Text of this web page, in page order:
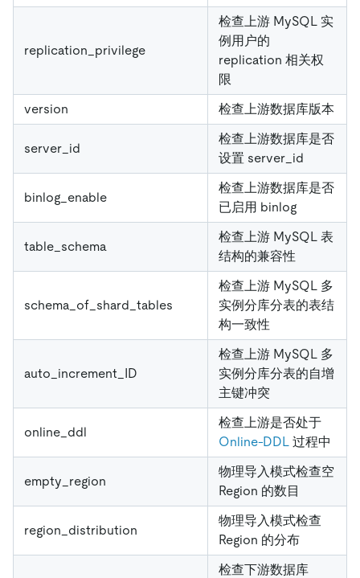
replication_privilege
检查上游 MySQL 实
例用户的
replication 相关权
限
version
检查上游数据库版本
server_id
检查上游数据库是否
设置 server_id
binlog_enable
检查上游数据库是否
已启用 binlog
table_schema
检查上游 MySQL 表
结构的兼容性
schema_of_shard_tables
检查上游 MySQL 多
实例分库分表的表结
构一致性
auto_increment_ID
检查上游 MySQL 多
实例分库分表的自增
主键冲突
online_ddl
检查上游是否处于
Online-DDL 过程中
empty_region
物理导入模式检查空
Region 的数目
region_distribution
物理导入模式检查
Region 的分布
检查下游数据库